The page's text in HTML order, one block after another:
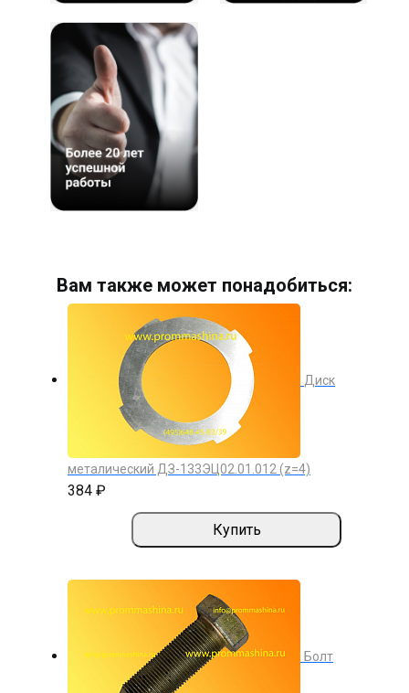
Вам также может понадобиться:
Диск
металический ДЗ-133ЭЦ02.01.012 (z=4)
384 ₽
Купить
Болт